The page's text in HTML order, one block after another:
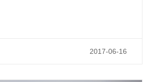
2017-06-16